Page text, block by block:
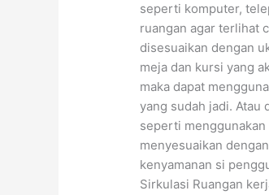
seperti komputer,
ruangan agar terlihat
disesuaikan dengan
meja dan kursi yang
maka dapat
yang sudah jadi. Atau
seperti
menyesuaikan
kenyamanan si
Sirkulasi Ruangan